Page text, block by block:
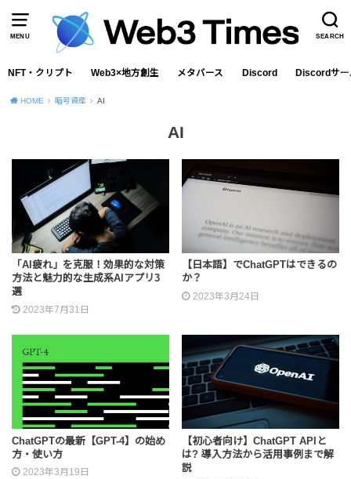
MENU SEARCH
NFT・クリプト Web3×地方創生 メタバース Discord Discordサー
HOME 暗号資産 AI
AI
「AI疲れ」を克服！効果的な対策
方法と魅力的な生成系AIアプリ3
選
2023年7月31日
【日本語】でChatGPTはできるの
か？
2023年3月24日
ChatGPTの最新【GPT-4】の始め
方・使い方
2023年3月19日
【初心者向け】ChatGPT APIと
は? 導入方法から活用事例まで解
説